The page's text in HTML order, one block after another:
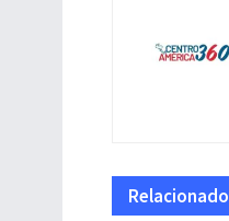
Relacionado